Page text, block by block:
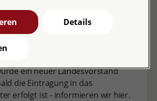
ein neuer Landesvorstand
die Eintragung in das
erfolgt ist - informieren wir hier.
Details